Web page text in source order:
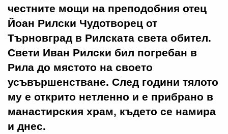
честните мощи на преподобния отец
Йоан Рилски Чудотворец от
Търновград в Рилската света обител.
Свети Иван Рилски бил погребан в
Рила до мястото на своето
усъвършенстване. След години тялото
му е открито нетленно и е прибрано в
манастирския храм, където се намира
и днес.